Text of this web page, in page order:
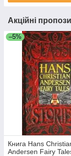
Акційні
–5%
Книга Hans
Andersen Fairy